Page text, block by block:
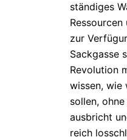
ständiges
zur
Sackgasse
Revolution
wissen, wie
sollen,
ausbricht
reich